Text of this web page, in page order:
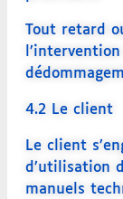
Tout retard
4.2 Le client
Le client
d’utilisation
manuels